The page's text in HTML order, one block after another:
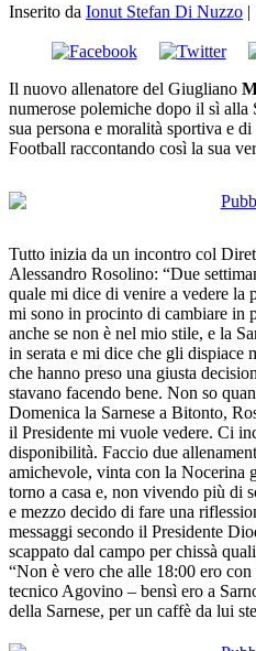
Inserito da Ionut Stefan Di Nuzzo |
Il nuovo allenatore del Giugliano
numerose polemiche dopo il sì alla
sua persona e moralità sportiva e
Football raccontando così la sua
Tutto inizia da un incontro col
Alessandro Rosolino: “Due
quale mi dice di venire a vedere la
mi sono in procinto di cambiare in
anche se non è nel mio stile, e la
in serata e mi dice che gli dispiace
che hanno preso una giusta
stavano facendo bene. Non so
Domenica la Sarnese a Bitonto,
il Presidente mi vuole vedere. Ci
disponibilità. Faccio due
amichevole, vinta con la Nocerina
torno a casa e, non vivendo più di
e mezzo decido di fare una
messaggi secondo il Presidente
scappato dal campo per chissà
“Non è vero che alle 18:00 ero
tecnico Agovino – bensì ero a
della Sarnese, per un caffè da lui